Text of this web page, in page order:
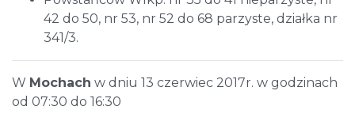
42 do 50, nr 53, nr 52 do 68 parzyste, działka nr
341/3.
W Mochach w dniu 13 czerwiec 2017r. w godzinach
od 07:30 do 16:30